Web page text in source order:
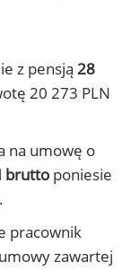
z pensją 28
20 273 PLN
na umowę o
brutto poniesie
pracownik
zawartej